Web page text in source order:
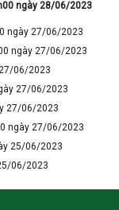
ngày 28/06/2023
ngày 27/06/2023
ngày 27/06/2023
06/2023
27/06/2023
27/06/2023
ngày 27/06/2023
25/06/2023
06/2023